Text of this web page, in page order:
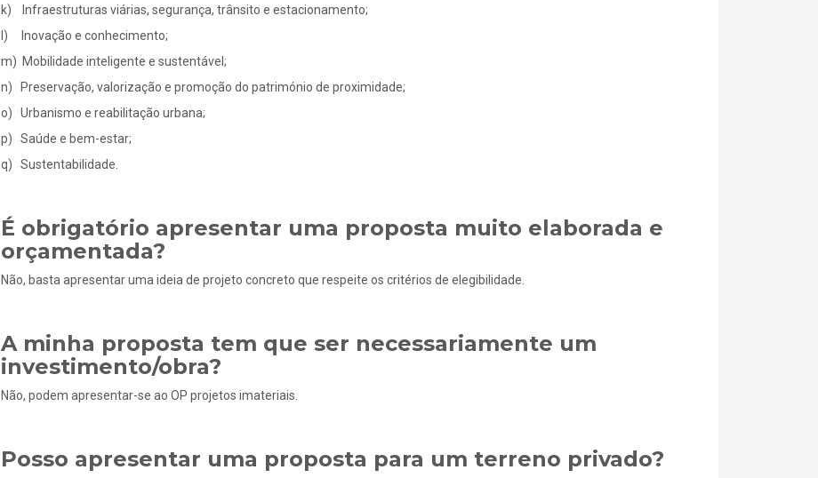
k) Infraestruturas viárias, segurança, trânsito e estacionamento;
l) Inovação e conhecimento;
m) Mobilidade inteligente e sustentável;
n) Preservação, valorização e promoção do património de proximidade;
o) Urbanismo e reabilitação urbana;
p) Saúde e bem-estar;
q) Sustentabilidade.
É obrigatório apresentar uma proposta muito elaborada e
orçamentada?
Não, basta apresentar uma ideia de projeto concreto que respeite os critérios de elegibilidade.
A minha proposta tem que ser necessariamente um
investimento/obra?
Não, podem apresentar-se ao OP projetos imateriais.
Posso apresentar uma proposta para um terreno privado?